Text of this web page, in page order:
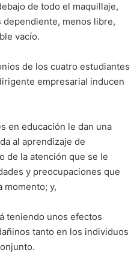
de todo el maquillaje,
dependiente, menos libre,
vacío.
de los cuatro estudiantes
empresarial inducen
en educación le dan una
al aprendizaje de
de la atención que se le
y preocupaciones que
momento; y,
teniendo unos efectos
tanto en los individuos